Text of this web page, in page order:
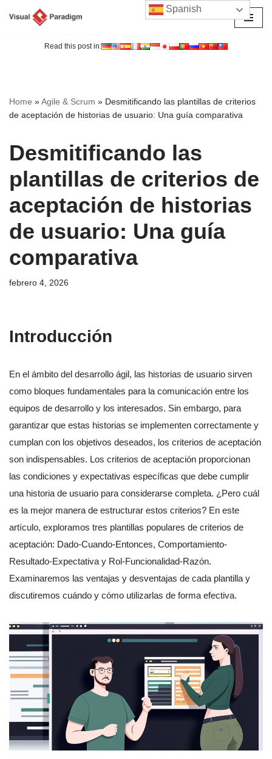
Read this post in:
Home »Agile & Scrum » Desmitificando las plantillas de criterios
de aceptación de historias de usuario: Una guía comparativa
Desmitificando las
plantillas de criterios de
aceptación de historias
de usuario: Una guía
comparativa
febrero 4, 2026
Introducción
En el ámbito del desarrollo ágil, las historias de usuario sirven
como bloques fundamentales para la comunicación entre los
equipos de desarrollo y los interesados. Sin embargo, para
garantizar que estas historias se implementen correctamente y
cumplan con los objetivos deseados, los criterios de aceptación
son indispensables. Los criterios de aceptación proporcionan
las condiciones y expectativas específicas que debe cumplir
una historia de usuario para considerarse completa. ¿Pero cuál
es la mejor manera de estructurar estos criterios? En este
artículo, exploramos tres plantillas populares de criterios de
aceptación: Dado-Cuando-Entonces, Comportamiento-
Resultado-Expectativa y Rol-Funcionalidad-Razón.
Examinaremos las ventajas y desventajas de cada plantilla y
discutiremos cuándo y cómo utilizarlas de forma efectiva.
Spanish